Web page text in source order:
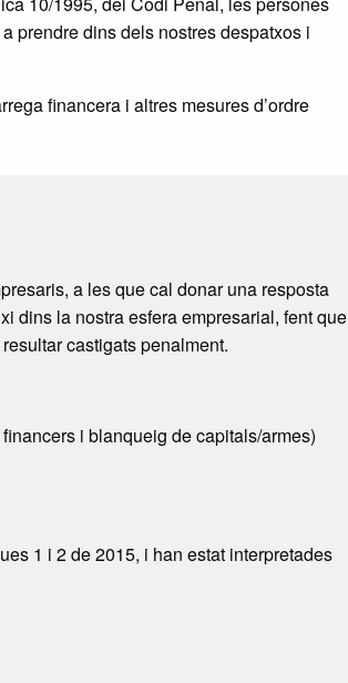
prendre dins dels nostres despatxos i
financera i altres mesures d’ordre
a les que cal donar una resposta
dins la nostra esfera empresarial, fent que
castigats penalment.
i blanqueig de capitals/armes)
1 i 2 de 2015, i han estat interpretades